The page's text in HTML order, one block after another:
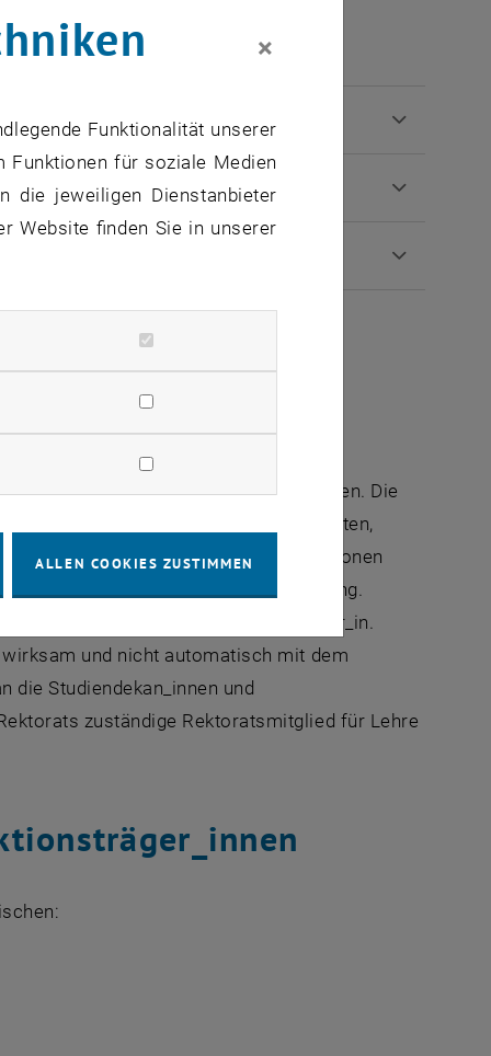
von
bzw. der verantwortlichen
schriftlich zu erbringen. Die
sind schriftlich zu erstatten,
Vorschlag mehrere geeignete Personen
die Letztentscheidung.
Vollmachten durch den_die Rektor_in.
und nicht automatisch mit dem
die Studiendekan_innen und
zuständige Rektoratsmitglied für Lehre
×
Funktionalität unserer
Funktionen für soziale Medien
die jeweiligen Dienstanbieter
Website finden Sie in unserer
ALLEN COOKIES ZUSTIMMEN